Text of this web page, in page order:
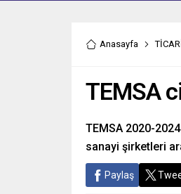
Anasayfa
TEMSA
TEMSA 2020-
sanayi şirketleri
Paylaş